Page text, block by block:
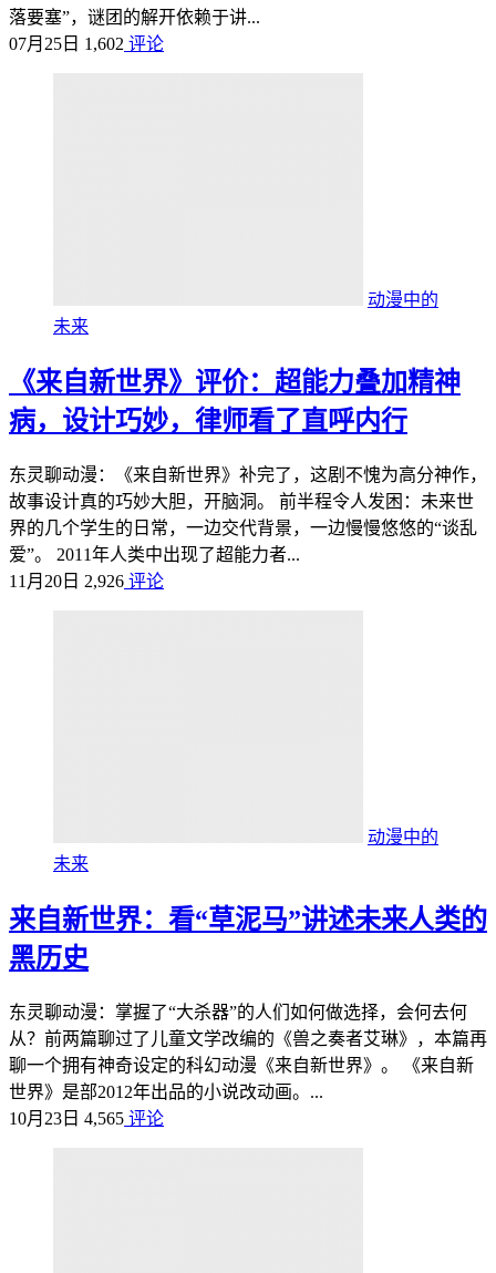
落要塞”，谜团的解开依赖于讲...
07月25日 1,602 评论
动漫中的
未来
《来自新世界》评价：超能力叠加精神
病，设计巧妙，律师看了直呼内行
东灵聊动漫：《来自新世界》补完了，这剧不愧为高分神作，
故事设计真的巧妙大胆，开脑洞。 前半程令人发困：未来世
界的几个学生的日常，一边交代背景，一边慢慢悠悠的“谈乱
爱”。 2011年人类中出现了超能力者...
11月20日 2,926 评论
动漫中的
未来
来自新世界：看“草泥马”讲述未来人类的
黑历史
东灵聊动漫：掌握了“大杀器”的人们如何做选择，会何去何
从？前两篇聊过了儿童文学改编的《兽之奏者艾琳》，本篇再
聊一个拥有神奇设定的科幻动漫《来自新世界》。 《来自新
世界》是部2012年出品的小说改动画。...
10月23日 4,565 评论